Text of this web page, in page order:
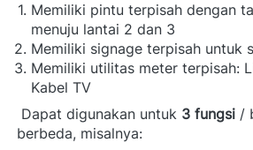
Memiliki pintu terpisah dengan
menuju lantai 2 dan 3
Memiliki signage terpisah untuk
Memiliki utilitas meter terpisah:
Kabel TV
Dapat digunakan untuk 3 fungsi /
berbeda, misalnya: